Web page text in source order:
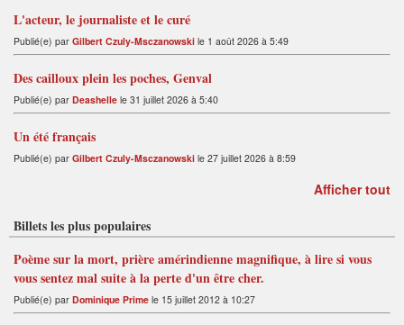
L'acteur, le journaliste et le curé
Publié(e) par Gilbert Czuly-Msczanowski le 1 août 2026 à 5:49
Des cailloux plein les poches, Genval
Publié(e) par Deashelle le 31 juillet 2026 à 5:40
Un été français
Publié(e) par Gilbert Czuly-Msczanowski le 27 juillet 2026 à 8:59
Afficher tout
Billets les plus populaires
Poème sur la mort, prière amérindienne magnifique, à lire si vous
vous sentez mal suite à la perte d'un être cher.
Publié(e) par Dominique Prime le 15 juillet 2012 à 10:27